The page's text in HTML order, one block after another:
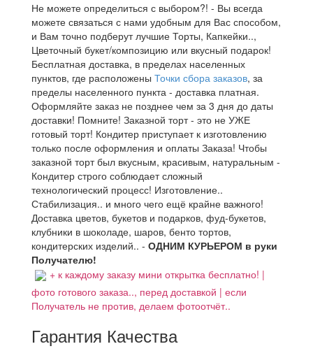
Не можете определиться с выбором?! - Вы всегда
можете связаться с нами удобным для Вас способом,
и Вам точно подберут лучшие Торты, Капкейки..,
Цветочный букет/композицию или вкусный подарок!
Бесплатная доставка, в пределах населенных
пунктов, где расположены Точки сбора заказов, за
пределы населенного пункта - доставка платная.
Оформляйте заказ не позднее чем за 3 дня до даты
доставки! Помните! Заказной торт - это не УЖЕ
готовый торт! Кондитер приступает к изготовлению
только после оформления и оплаты Заказа! Чтобы
заказной торт был вкусным, красивым, натуральным -
Кондитер строго соблюдает сложный
технологический процесс! Изготовление..
Стабилизация.. и много чего ещё крайне важного!
Доставка цветов, букетов и подарков, фуд-букетов,
клубники в шоколаде, шаров, бенто тортов,
кондитерских изделий.. - ОДНИМ КУРЬЕРОМ в руки
Получателю!
+ к каждому заказу мини открытка бесплатно! |
фото готового заказа.., перед доставкой | если
Получатель не против, делаем фотоотчёт..
Гарантия Качества